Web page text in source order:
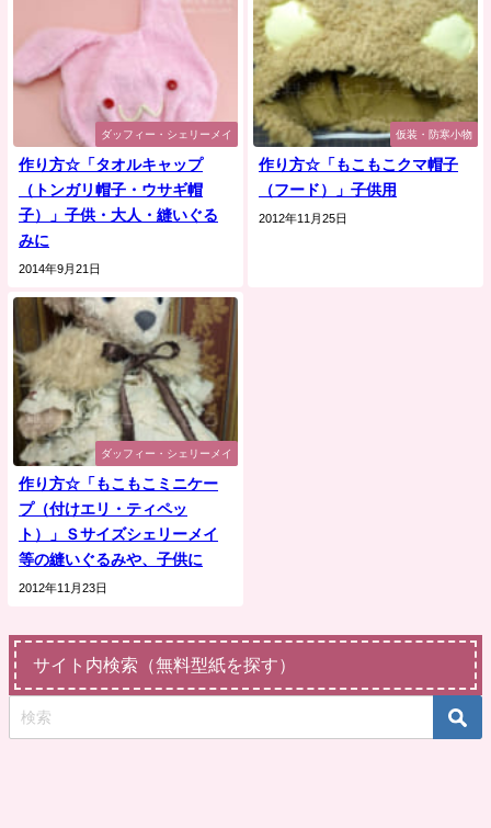
ダッフィー・シェリーメイ
作り方☆「タオルキャップ
（トンガリ帽子・ウサギ帽
子）」子供・大人・縫いぐる
みに
2014年9月21日
仮装・防寒小物
作り方☆「もこもこクマ帽子
（フード）」子供用
2012年11月25日
ダッフィー・シェリーメイ
作り方☆「もこもこミニケー
プ（付けエリ・ティペッ
ト）」Ｓサイズシェリーメイ
等の縫いぐるみや、子供に
2012年11月23日
サイト内検索（無料型紙を探す）